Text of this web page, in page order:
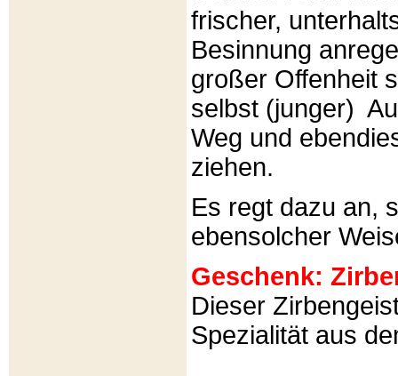
frischer,
Besinnung
großer Offenheit
selbst (junger)
Weg und
ziehen.
Es regt dazu an,
ebensolcher
Geschenk:
Dieser
Spezialität aus